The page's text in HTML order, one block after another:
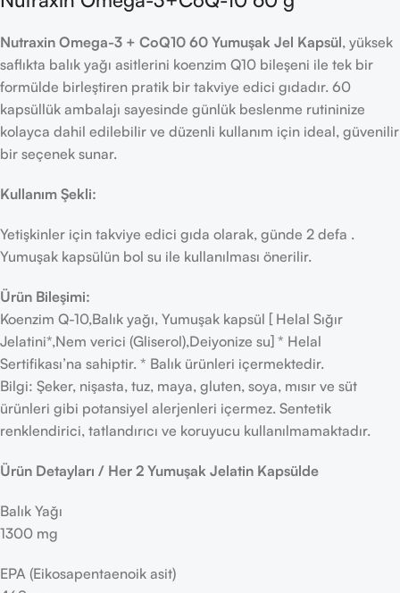
Nutraxin Omega-3 + CoQ10 60 Yumuşak Jel Kapsül, yüksek
saflıkta balık yağı asitlerini koenzim Q10 bileşeni ile tek bir
formülde birleştiren pratik bir takviye edici gıdadır. 60
kapsüllük ambalajı sayesinde günlük beslenme rutininize
kolayca dahil edilebilir ve düzenli kullanım için ideal, güvenilir
bir seçenek sunar.
Kullanım Şekli:
Yetişkinler için takviye edici gıda olarak, günde 2 defa .
Yumuşak kapsülün bol su ile kullanılması önerilir.
Ürün Bileşimi:
Koenzim Q-10,Balık yağı, Yumuşak kapsül [ Helal Sığır
Jelatini*,Nem verici (Gliserol),Deiyonize su] * Helal
Sertifikası’na sahiptir. * Balık ürünleri içermektedir.
Bilgi: Şeker, nişasta, tuz, maya, gluten, soya, mısır ve süt
ürünleri gibi potansiyel alerjenleri içermez. Sentetik
renklendirici, tatlandırıcı ve koruyucu kullanılmamaktadır.
Ürün Detayları / Her 2 Yumuşak Jelatin Kapsülde
Balık Yağı
1300 mg
EPA (Eikosapentaenoik asit)